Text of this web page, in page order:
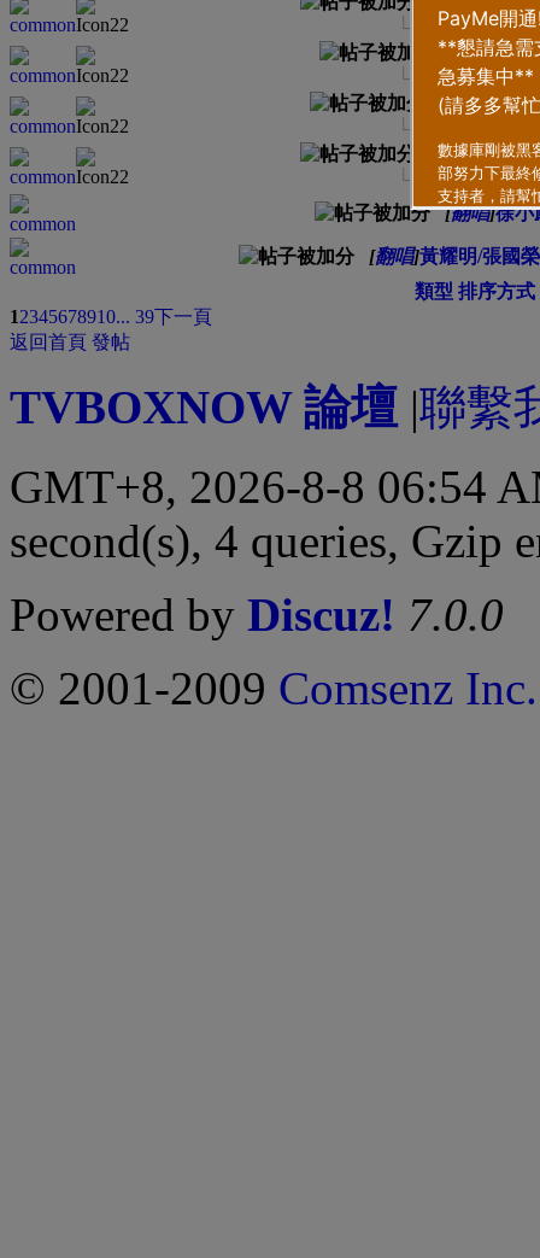
└ Cover by 元大
[翻唱]王
└ Cover by 元大
[翻唱]張學
└ Cover by 元大
翻唱]蕭正
└ Cover by 元大
[翻唱]徐小
[翻唱]黃耀明/張國
類型 排序方式
12345678910... 39下一頁
返回首頁 發帖
TVBOXNOW 論壇 |聯繫
GMT+8, 2026-8-8 06:54
second(s), 4 queries, Gzip
Powered by Discuz! 7.0.0
© 2001-2009 Comsenz Inc.